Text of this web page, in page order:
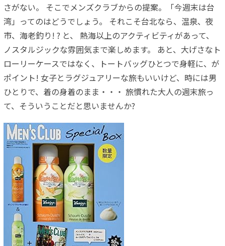
さがない。 そこでメンズクラブからの提案。「今週末は台
湾」ってのはどうでしょう。 それこそ台北なら、温泉、夜
市、海老釣り! ? と、 熱海以上のアクティビティがあって、
ノスタルジックな雰囲気まで楽しめます。 あと、大げさなト
ローリーケースではなく、トートバッグひとつで身軽に、が
ポイント! 女子とラグジュアリーな旅もいいけど、時には男
ひとりで、着の身着のまま・・・ 旅慣れた大人の週末旅っ
て、そういうことだと思いませんか?